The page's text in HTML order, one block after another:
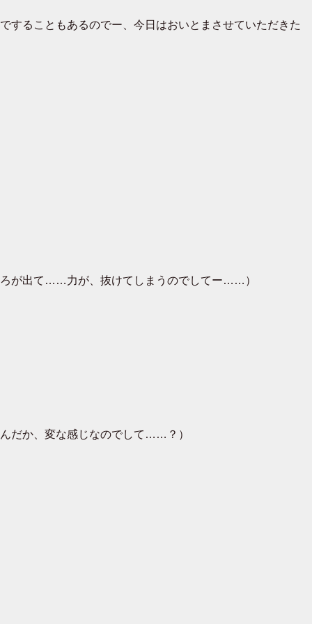
ることもあるのでー、今日はおいとまさせていただきた
が出て……力が、抜けてしまうのでしてー……）
か、変な感じなのでして……？）